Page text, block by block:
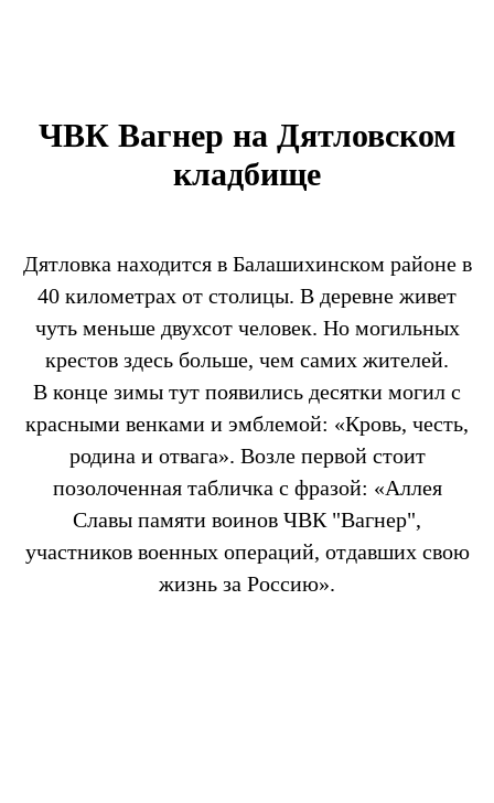
ЧВК Вагнер на Дятловском
кладбище
Дятловка находится в Балашихинском районе в
40 километрах от столицы. В деревне живет
чуть меньше двухсот человек. Но могильных
крестов здесь больше, чем самих жителей.
В конце зимы тут появились десятки могил с
красными венками и эмблемой: «Кровь, честь,
родина и отвага». Возле первой стоит
позолоченная табличка с фразой: «Аллея
Славы памяти воинов ЧВК "Вагнер",
участников военных операций, отдавших свою
жизнь за Россию».